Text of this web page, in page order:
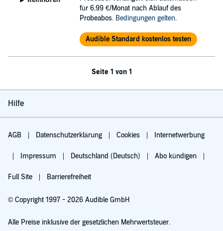
für 6,99 €/Monat nach Ablauf des
Probeabos. Bedingungen gelten.
Audible Standard kostenlos testen
Seite 1 von 1
Hilfe
AGB Datenschutzerklärung Cookies Internetwerbung
Impressum Deutschland (Deutsch) Abo kündigen
Full Site Barrierefreiheit
© Copyright 1997 - 2026 Audible GmbH
Alle Preise inklusive der gesetzlichen Mehrwertsteuer.